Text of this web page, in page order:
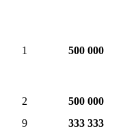
1 500 000
2
500 000
9
333 333